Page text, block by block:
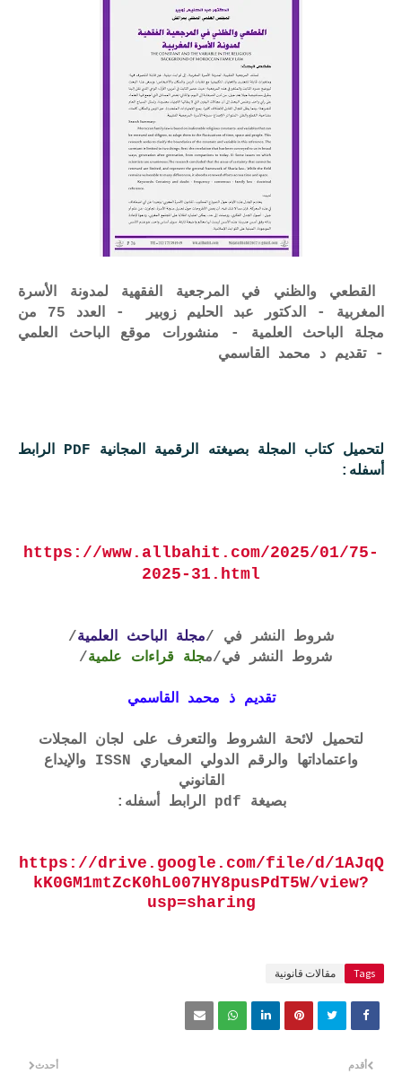
القطعي والظني في المرجعية الفقهية لمدونة الأسرة
المغربية - الدكتور عبد الحليم زوبير - العدد 75 من
مجلة الباحث العلمية - منشورات موقع الباحث العلمي
- تقديم د محمد القاسمي
لتحميل كتاب المجلة بصيغته الرقمية المجانية PDF الرابط
أسفله:
https://www.allbahit.com/2025/01/75-
2025-31.html
شروط النشر في /مجلة الباحث العلمية/
شروط النشر في/مجلة قراءات علمية/
تقديم ذ محمد القاسمي
لتحميل لائحة الشروط والتعرف على لجان المجلات
واعتماداتها والرقم الدولي المعياري ISSN والإيداع
القانوني
بصيغة pdf الرابط أسفله:
https://drive.google.com/file/d/1AJqQ
kK0GM1mtZcK0hL007HY8pusPdT5W/view?
usp=sharing
Tags مقالات قانونية
أحدث أقدم